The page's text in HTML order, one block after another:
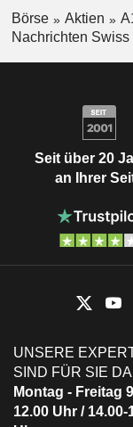
Börse Aktien
Nachrichten Swiss
Seit über 20
an Ihrer
UNSERE
SIND FÜR SIE DA
Montag - Freitag
12.00 Uhr / 14.00-